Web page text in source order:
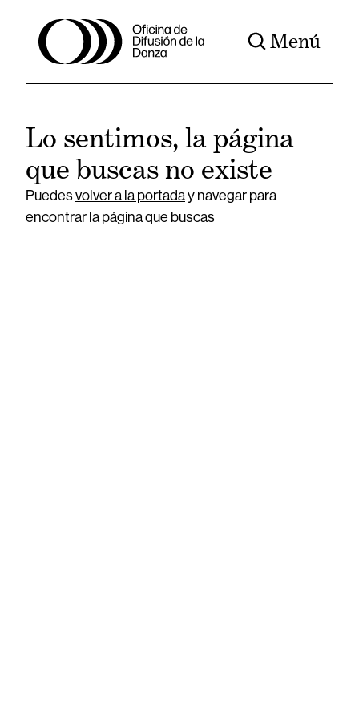
Menú
Lo sentimos, la página
que buscas no existe
Puedesvolver a la portaday navegar para
encontrar la página que buscas